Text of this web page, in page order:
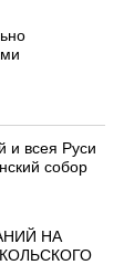
и всея Руси
собор
НА